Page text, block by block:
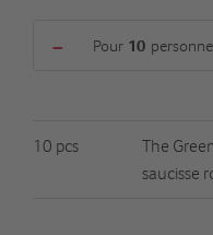
- Pour
10 pcs
The
saucisse